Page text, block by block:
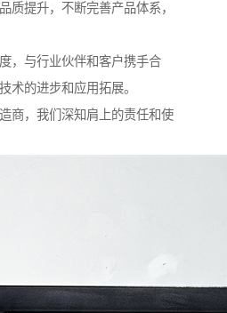
质提升，不断完善产品体系，
，与行业伙伴和客户携手合
术的进步和应用拓展。
商，我们深知肩上的责任和使